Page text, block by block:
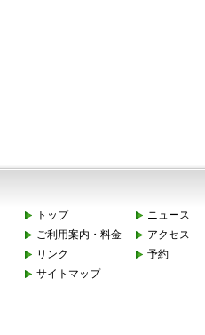
トップ
ニュース
ご利用案内・料金
アクセス
リンク
予約
サイトマップ